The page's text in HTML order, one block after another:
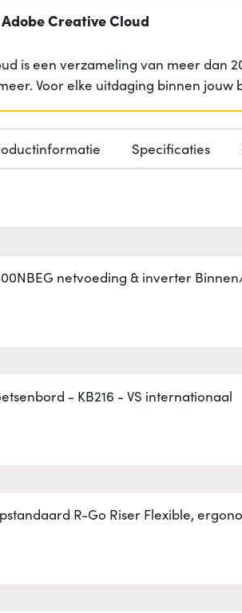
Adobe Creative Cloud
is een verzameling van meer dan
Voor elke uitdaging binnen
Specificaties
netvoeding & inverter
- KB216 - VS internationaal
R-Go Riser Flexible,